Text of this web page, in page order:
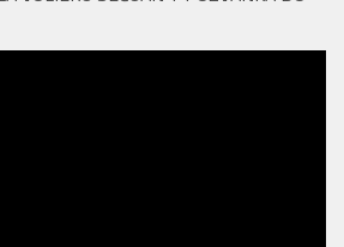
VOLIÉRU SEČUÁN + POZVÁNKA DO